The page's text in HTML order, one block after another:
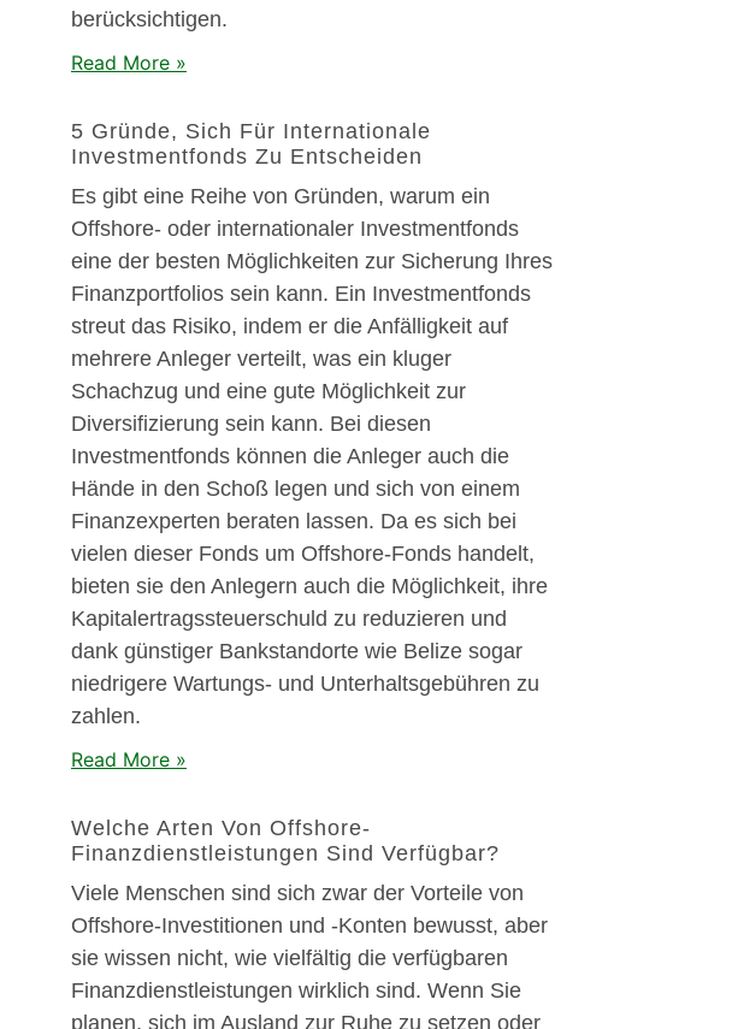
berücksichtigen.
Read More »
5 Gründe, Sich Für Internationale
Investmentfonds Zu Entscheiden
Es gibt eine Reihe von Gründen, warum ein
Offshore- oder internationaler Investmentfonds
eine der besten Möglichkeiten zur Sicherung Ihres
Finanzportfolios sein kann. Ein Investmentfonds
streut das Risiko, indem er die Anfälligkeit auf
mehrere Anleger verteilt, was ein kluger
Schachzug und eine gute Möglichkeit zur
Diversifizierung sein kann. Bei diesen
Investmentfonds können die Anleger auch die
Hände in den Schoß legen und sich von einem
Finanzexperten beraten lassen. Da es sich bei
vielen dieser Fonds um Offshore-Fonds handelt,
bieten sie den Anlegern auch die Möglichkeit, ihre
Kapitalertragssteuerschuld zu reduzieren und
dank günstiger Bankstandorte wie Belize sogar
niedrigere Wartungs- und Unterhaltsgebühren zu
zahlen.
Read More »
Welche Arten Von Offshore-
Finanzdienstleistungen Sind Verfügbar?
Viele Menschen sind sich zwar der Vorteile von
Offshore-Investitionen und -Konten bewusst, aber
sie wissen nicht, wie vielfältig die verfügbaren
Finanzdienstleistungen wirklich sind. Wenn Sie
planen, sich im Ausland zur Ruhe zu setzen oder